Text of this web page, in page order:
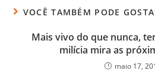
VOCÊ TAMBÉM PODE
Mais vivo do que nunca,
milícia mira as
maio 17,